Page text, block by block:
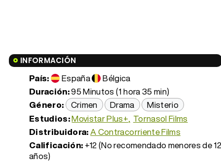
INFORMACIÓN
País: España
Bélgica
Duración:95 Minutos (1 hora 35 min)
Género: Crimen Drama
Misterio
Estudios:Movistar Plus+ Tornasol Films
Distribuidora:A Contracorriente Films
Calificación: +12 (No recomendado menores de 12
años)